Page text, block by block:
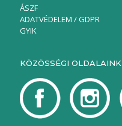
ÁSZF
ADATVÉDELEM / GDPR
GYIK
KÖZÖSSÉGI OLDALAINK